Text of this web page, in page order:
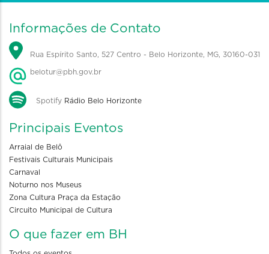
Informações de Contato
Rua Espírito Santo, 527 Centro - Belo Horizonte, MG, 30160-031
belotur@pbh.gov.br
Spotify Rádio Belo Horizonte
Principais Eventos
Arraial de Belô
Festivais Culturais Municipais
Carnaval
Noturno nos Museus
Zona Cultura Praça da Estação
Circuito Municipal de Cultura
O que fazer em BH